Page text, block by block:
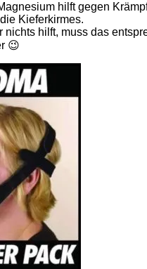
hilft gegen
Kieferkirmes.
nichts hilft, muss das
😉